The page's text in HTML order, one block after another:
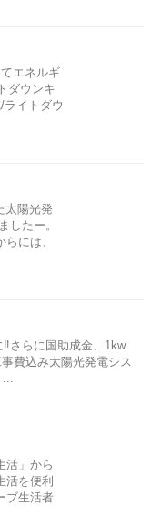
エネルギ
ダウンキ
ライトダウ
太陽光発
したー。
には、
さらに国助成金、1kw
費込み太陽光発電シス
活」から
を便利
ブ生活者